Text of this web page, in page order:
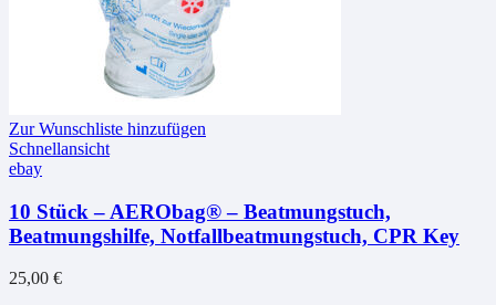
Zur Wunschliste hinzufügen
Schnellansicht
ebay
10 Stück – AERObag® – Beatmungstuch,
Beatmungshilfe, Notfallbeatmungstuch, CPR Key
25,00 €